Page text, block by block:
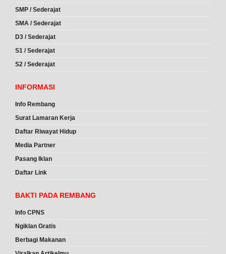
SMP / Sederajat
SMA / Sederajat
D3 / Sederajat
S1 / Sederajat
S2 / Sederajat
INFORMASI
Info Rembang
Surat Lamaran Kerja
Daftar Riwayat Hidup
Media Partner
Pasang Iklan
Daftar Link
BAKTI PADA REMBANG
Info CPNS
Ngiklan Gratis
Berbagi Makanan